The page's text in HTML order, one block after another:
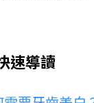
速導讀